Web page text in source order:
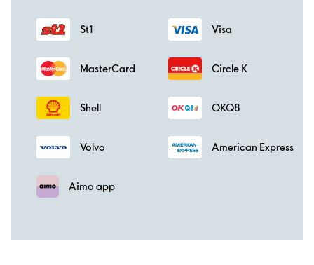
St1 Visa
MasterCard Circle K
Shell OKQ8
Volvo American Express
Aimo app